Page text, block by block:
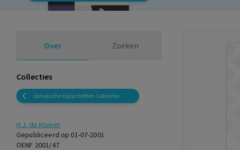
Over Zoeken
Collecties
Juridische tijdschriften Collectie
H.J. de Kluiver
Gepubliceerd op 01-07-2001
OENF 2001/47